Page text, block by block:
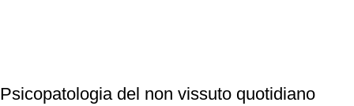
Psicopatologia del non vissuto quotidiano